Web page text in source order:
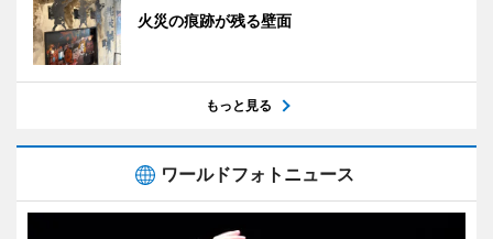
火災の痕跡が残る壁面
もっと見る
ワールドフォトニュース